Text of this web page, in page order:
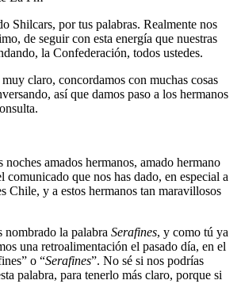
Shilcars, por tus palabras. Realmente nos
de seguir con esta energía que nuestras
la Confederación, todos ustedes.
claro, concordamos con muchas cosas
así que damos paso a los hermanos
noches amados hermanos, amado hermano
comunicado que nos has dado, en especial a
Chile, y a estos hermanos tan maravillosos
nombrado la palabra Serafines, y como tú ya
una retroalimentación el pasado día, en el
o “Serafines”. No sé si nos podrías
palabra, para tenerlo más claro, porque si